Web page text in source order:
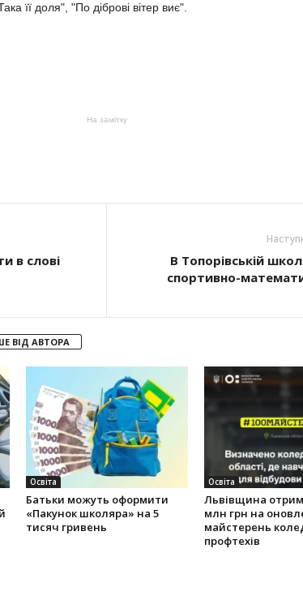
її доля", "По діброві вітер виє".
На замітку
в слові
В Топорівській
спортивно-
ВІД АВТОРА
Освіта
Батьки можуть оформити
«Пакунок школяра» на 5
тисяч гривень
Освіта
Львівщина
млн грн на
майстерень
профтехів